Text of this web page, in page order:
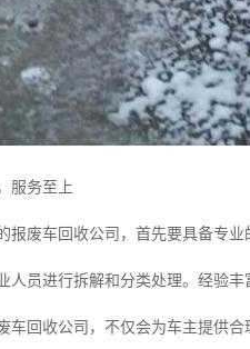
服务至上
报废车回收公司，首先要具备专
人员进行拆解和分类处理。经验
车回收公司，不仅会为车主提供